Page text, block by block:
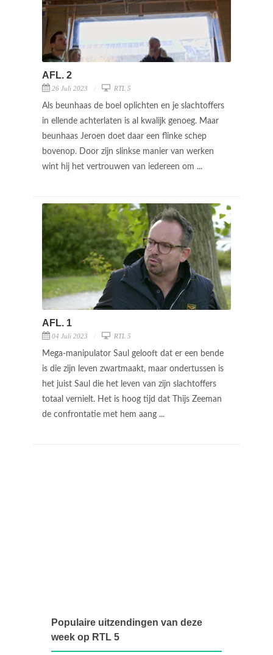
AFL. 2
26 Juli 2023 RTL 5
Als beunhaas de boel oplichten en je slachtoffers
in ellende achterlaten is al kwalijk genoeg. Maar
beunhaas Jeroen doet daar een flinke schep
bovenop. Door zijn slinkse manier van werken
wint hij het vertrouwen van iedereen om ...
AFL. 1
04 Juli 2023 RTL 5
Mega-manipulator Saul gelooft dat er een bende
is die zijn leven zwartmaakt, maar ondertussen is
het juist Saul die het leven van zijn slachtoffers
totaal vernielt. Het is hoog tijd dat Thijs Zeeman
de confrontatie met hem aang ...
Populaire uitzendingen van deze
week op RTL 5